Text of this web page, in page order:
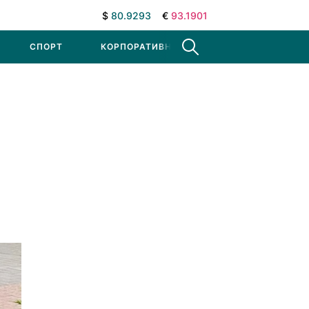
$ 80.9293 € 93.1901
СПОРТ КОРПОРАТИВНЫЕ НОВОСТИ